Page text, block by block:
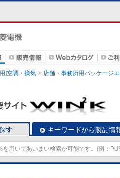
]空調・換気 店舗・事務所用パッケージ
す キーワードから製品情